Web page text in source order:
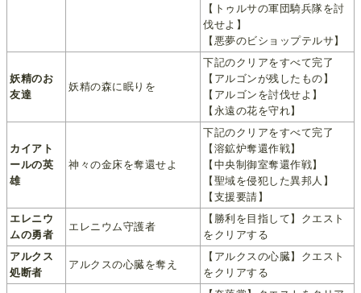
【トゥルサの軍団騎兵隊を討
伐せよ】
【悪夢のビショップテルサ】
妖精のお
友達
妖精の森に眠りを
下記のクリアをすべて完了
【アルゴンが残したもの】
【アルゴンを討伐せよ】
【永遠の花を守れ】
カイアト
ールの英
雄
神々の金床を奪還せよ
下記のクリアをすべて完了
【溶鉱炉奪還作戦】
【中央制御室奪還作戦】
【聖域を侵犯した異邦人】
【支援要請】
エレニウ
ムの勇者
エレニウム守護者
【勝利を目指して】クエスト
をクリアする
アルクス
処断者
アルクスの心臓を奪え
【アルクスの心臓】クエスト
をクリアする